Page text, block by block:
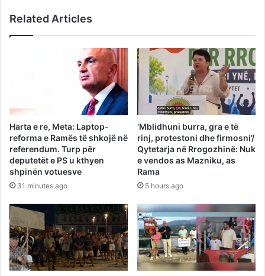
Related Articles
Harta e re, Meta: Laptop-
reforma e Ramës të shkojë në
referendum. Turp për
deputetët e PS u kthyen
shpinën votuesve
31 minutes ago
‘Mblidhuni burra, gra e të
rinj, protestoni dhe firmosni’/
Qytetarja në Rrogozhinë: Nuk
e vendos as Mazniku, as
Rama
5 hours ago